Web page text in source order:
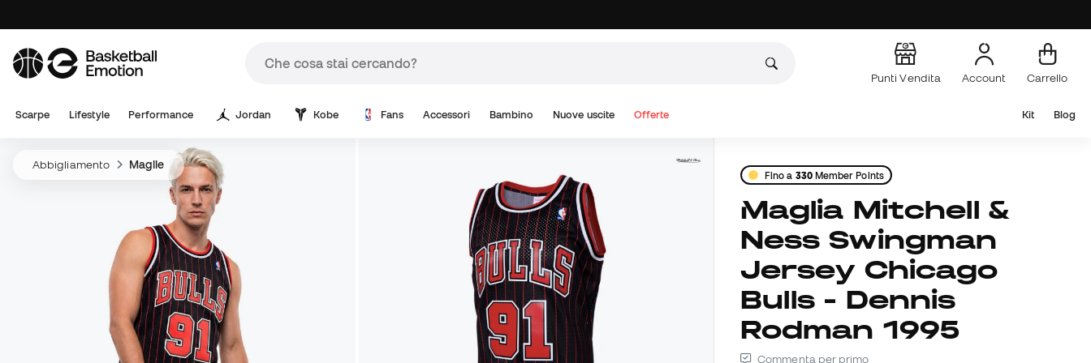
Punti Vendita Account Carrello
Scarpe Lifestyle Performance Jordan Kobe Fans Accessori Bambino Nuove uscite Offerte Kit Blog
Abbigliamento Maglie
Fino a 330Member Points
Maglia Mitchell &
Ness Swingman
Jersey Chicago
Bulls - Dennis
Rodman 1995
Commenta per primo